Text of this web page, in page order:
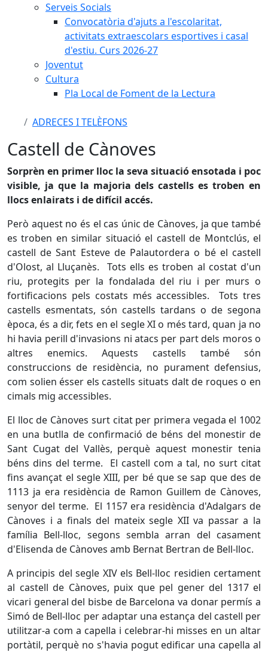
Serveis Socials
Convocatòria d'ajuts a l'escolaritat,
activitats extraescolars esportives i casal
d'estiu. Curs 2026-27
Joventut
Cultura
Pla Local de Foment de la Lectura
ADRECES I TELÈFONS
Castell de Cànoves
Sorprèn en primer lloc la seva situació ensotada i poc
visible, ja que la majoria dels castells es troben en
llocs enlairats i de difícil accés.
Però aquest no és el cas únic de Cànoves, ja que també
es troben en similar situació el castell de Montclús, el
castell de Sant Esteve de Palautordera o bé el castell
d'Olost, al Lluçanès. Tots ells es troben al costat d'un
riu, protegits per la fondalada del riu i per murs o
fortificacions pels costats més accessibles. Tots tres
castells esmentats, són castells tardans o de segona
època, és a dir, fets en el segle XI o més tard, quan ja no
hi havia perill d'invasions ni atacs per part dels moros o
altres enemics. Aquests castells també són
construccions de residència, no purament defensius,
com solien ésser els castells situats dalt de roques o en
cimals mig accessibles.
El lloc de Cànoves surt citat per primera vegada el 1002
en una butlla de confirmació de béns del monestir de
Sant Cugat del Vallès, perquè aquest monestir tenia
béns dins del terme. El castell com a tal, no surt citat
fins avançat el segle XIII, per bé que se sap que des de
1113 ja era residència de Ramon Guillem de Cànoves,
senyor del terme. El 1157 era residència d'Adalgars de
Cànoves i a finals del mateix segle XII va passar a la
família Bell-lloc, segons sembla arran del casament
d'Elisenda de Cànoves amb Bernat Bertran de Bell-lloc.
A principis del segle XIV els Bell-lloc residien certament
al castell de Cànoves, puix que pel gener del 1317 el
vicari general del bisbe de Barcelona va donar permís a
Simó de Bell-lloc per adaptar una estança del castell per
utilitzar-a com a capella i celebrar-hi misses en un altar
portàtil, perquè no s'havia pogut edificar una capella al